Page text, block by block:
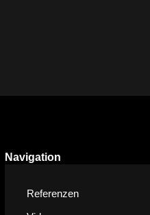
Navigation
Referenzen